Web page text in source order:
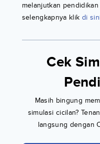
melanjutkan
selengkapnya klik di
Cek
Masih bingung
simulasi cicilan?
langsung dengan